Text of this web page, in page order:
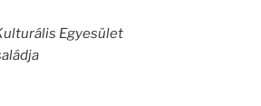
Egyesület